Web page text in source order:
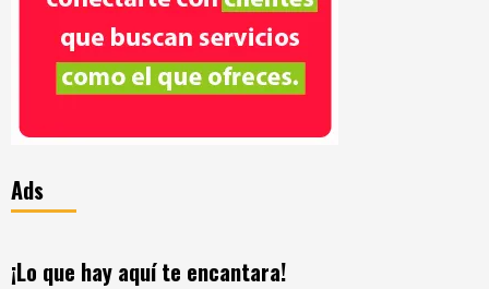
Ads
¡Lo que hay aquí te encantara!